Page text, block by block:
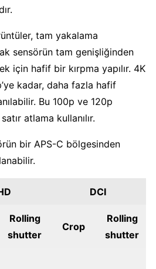
tam yakalama
sensörün tam genişliğinden
için hafif bir kırpma yapılır. 4K
kadar, daha fazla hafif
Bu 100p ve 120p
atlama kullanılır.
bir APS-C bölgesinden
DCI
Rolling
shutter
Crop
Rolling
shutter